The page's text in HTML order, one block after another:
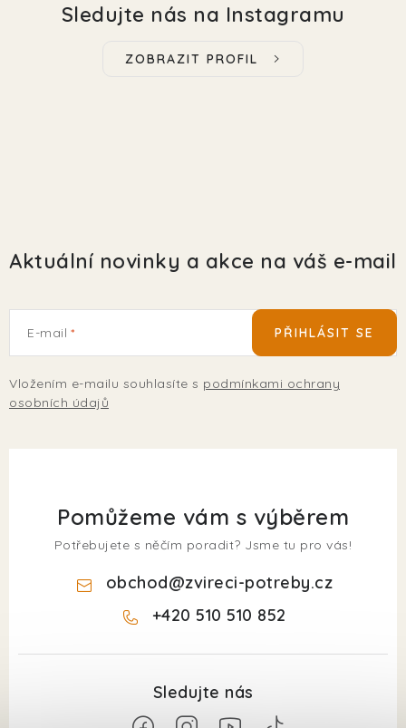
Sledujte nás na Instagramu
ZOBRAZIT PROFIL
Aktuální novinky a akce na váš e-mail
E-mail
Vložením e-mailu souhlasíte s podmínkami ochrany
osobních údajů
PŘIHLÁSIT SE
Pomůžeme vám s výběrem
Potřebujete s něčím poradit? Jsme tu pro vás!
obchod@zvireci-potreby.cz
+420 510 510 852